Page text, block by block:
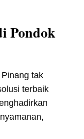
Pondok
tak
terbaik